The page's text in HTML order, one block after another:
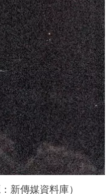
新傳媒資料庫）